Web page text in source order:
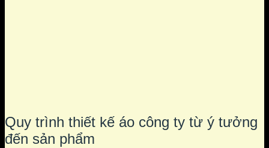
Quy trình thiết kế áo công ty từ ý tưởng
đến sản phẩm